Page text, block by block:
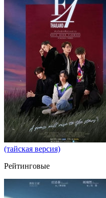
(тайская версия)
Рейтинговые